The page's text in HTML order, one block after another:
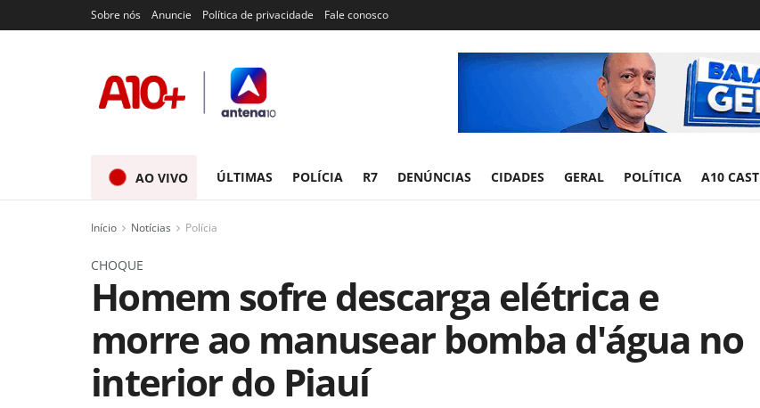
Sobre nós Anuncie Política de privacidade Fale conosco
AO VIVO ÚLTIMAS POLÍCIA R7 DENÚNCIAS CIDADES GERAL POLÍTICA A10 CAST
Início Notícias Polícia
CHOQUE
Homem sofre descarga elétrica e
morre ao manusear bomba d'água no
interior do Piauí